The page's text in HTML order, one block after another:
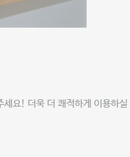
요! 더욱 더 쾌적하게 이용하실